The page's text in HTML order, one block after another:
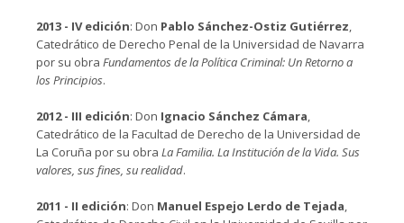
2013 - IV edición: Don Pablo Sánchez-Ostiz Gutiérrez,
Catedrático de Derecho Penal de la Universidad de Navarra
por su obra Fundamentos de la Política Criminal: Un Retorno a
los Principios.
2012 - III edición: Don Ignacio Sánchez Cámara,
Catedrático de la Facultad de Derecho de la Universidad de
La Coruña por su obra La Familia. La Institución de la Vida. Sus
valores, sus fines, su realidad.
2011 - II edición: Don Manuel Espejo Lerdo de Tejada,